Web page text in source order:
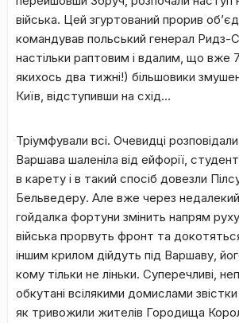
війська. Цей згуртований прорив
командував польський генерал Ридз-
настільки раптовим і вдалим, що вже
якихось два тижні!) більшовики
Київ, відступивши на схід…
Тріумфували всі. Очевидці
Варшава шаленіла від ейфорії,
в карету і в такий спосіб довезли
Бельведеру. Але вже через
гойдалка фортуни змінить напрям руху
війська прорвуть фронт та
іншим крилом дійдуть під Варшаву,
кому тільки не ліньки. Суперечливі,
обкутані всілякими домислами
як тривожили жителів Городища